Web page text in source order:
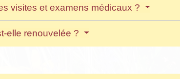
visites et examens médicaux ?
elle renouvelée ?